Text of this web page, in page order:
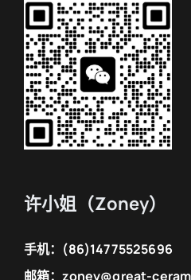
许小姐（Zoney）
手机： (86)14775525696
邮箱：zoney@great-